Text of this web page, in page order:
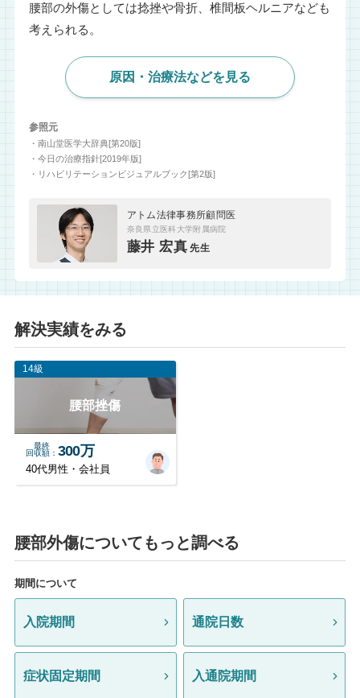
腰部の外傷としては捻挫や骨折、椎間板ヘルニアなども
考えられる。
原因・治療法などを見る
参照元
・南山堂医学大辞典[第20版]
・今日の治療指針[2019年版]
・リハビリテーションビジュアルブック[第2版]
アトム法律事務所顧問医
奈良県立医科大学附属病院
藤井 宏真 先生
解決実績をみる
14級
腰部挫傷
最終
回収額
300万
40代男性・会社員
腰部外傷についてもっと調べる
期間について
入院期間 通院日数
症状固定期間 入通院期間